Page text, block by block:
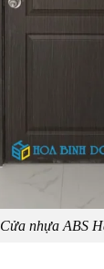
Cửa nhựa ABS